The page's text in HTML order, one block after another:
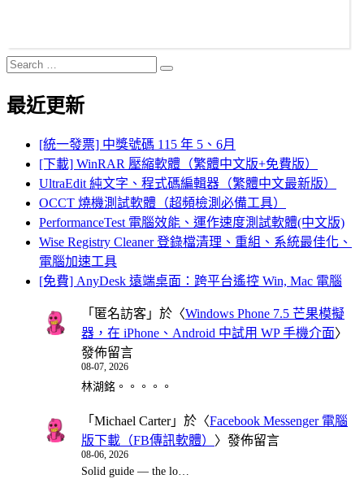
Search
for:
Search
最近更新
[統一發票] 中獎號碼 115 年 5、6月
[下載] WinRAR 壓縮軟體（繁體中文版+免費版）
UltraEdit 純文字、程式碼編輯器（繁體中文最新版）
OCCT 燒機測試軟體（超頻檢測必備工具）
PerformanceTest 電腦效能、運作速度測試軟體(中文版)
Wise Registry Cleaner 登錄檔清理、重組、系統最佳化、
電腦加速工具
[免費] AnyDesk 遠端桌面：跨平台遙控 Win, Mac 電腦
「 匿名訪客 」於〈Windows Phone 7.5 芒果模擬
器，在 iPhone、Android 中試用 WP 手機介面〉
發佈留言
08-07, 2026
林湖銘。。。。。
「 Michael Carter」於〈Facebook Messenger 電腦
版下載（FB傳訊軟體） 〉發佈留言
08-06, 2026
Solid guide — the lo…